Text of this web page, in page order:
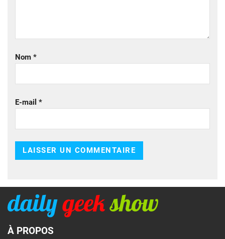
Nom *
E-mail *
À PROPOS